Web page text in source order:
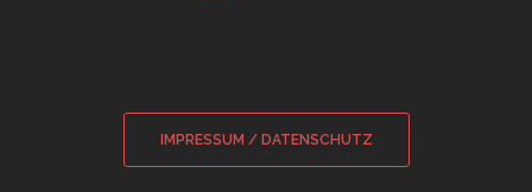
IMPRESSUM / DATENSCHUTZ